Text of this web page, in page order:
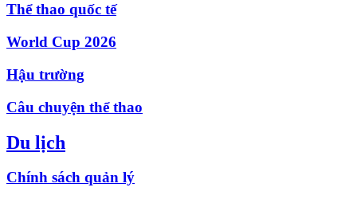
Thể thao quốc tế
World Cup 2026
Hậu trường
Câu chuyện thể thao
Du lịch
Chính sách quản lý